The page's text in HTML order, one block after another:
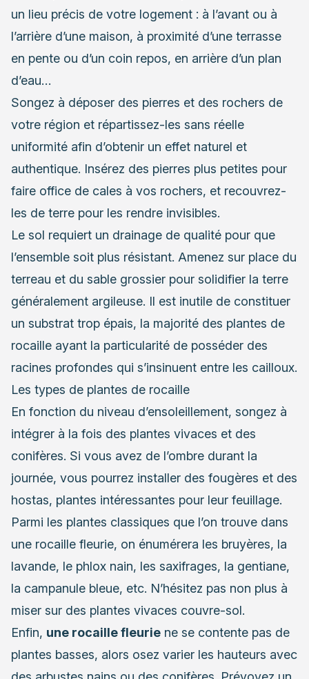
un lieu précis de votre logement : à l’avant ou à
l’arrière d’une maison, à proximité d’une terrasse
en pente ou d’un coin repos, en arrière d’un plan
d’eau…
Songez à déposer des pierres et des rochers de
votre région et répartissez-les sans réelle
uniformité afin d’obtenir un effet naturel et
authentique. Insérez des pierres plus petites pour
faire office de cales à vos rochers, et recouvrez-
les de terre pour les rendre invisibles.
Le sol requiert un drainage de qualité pour que
l’ensemble soit plus résistant. Amenez sur place du
terreau et du sable grossier pour solidifier la terre
généralement argileuse. Il est inutile de constituer
un substrat trop épais, la majorité des plantes de
rocaille ayant la particularité de posséder des
racines profondes qui s’insinuent entre les cailloux.
Les types de plantes de rocaille
En fonction du niveau d’ensoleillement, songez à
intégrer à la fois des plantes vivaces et des
conifères. Si vous avez de l’ombre durant la
journée, vous pourrez installer des fougères et des
hostas, plantes intéressantes pour leur feuillage.
Parmi les plantes classiques que l’on trouve dans
une rocaille fleurie, on énumérera les bruyères, la
lavande, le phlox nain, les saxifrages, la gentiane,
la campanule bleue, etc. N’hésitez pas non plus à
miser sur des plantes vivaces couvre-sol.
Enfin, une rocaille fleurie ne se contente pas de
plantes basses, alors osez varier les hauteurs avec